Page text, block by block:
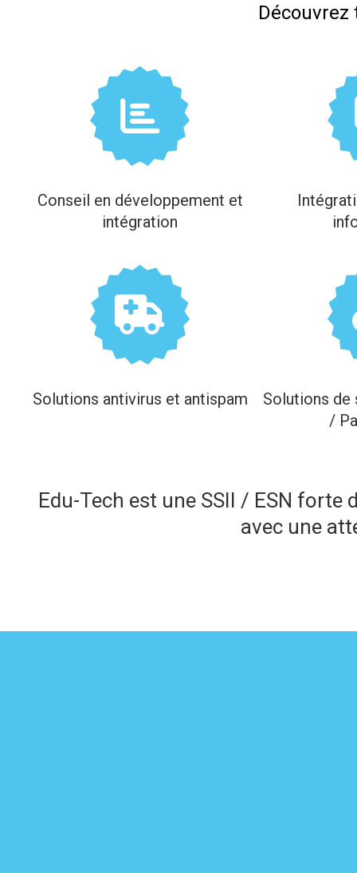
Conseil en développement et
intégration
Solutions antivirus et antispam
Solutions de
/
Edu-Tech est une SSII / ESN
avec une